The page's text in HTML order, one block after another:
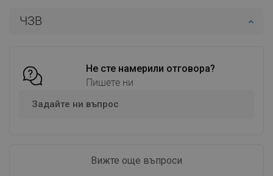
ЧЗВ
Не сте намерили отговора?
Пишете ни
Задайте ни въпрос
Вижте още въпроси
Добави в количката Добави в количката